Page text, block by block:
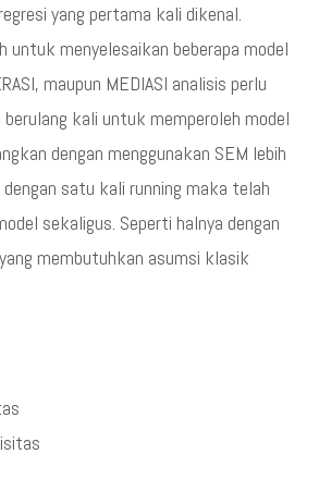
yang pertama kali dikenal.
untuk menyelesaikan beberapa model
maupun MEDIASI analisis perlu
berulang kali untuk memperoleh model
dengan menggunakan SEM lebih
satu kali running maka telah
sekaligus. Seperti halnya dengan
membutuhkan asumsi klasik